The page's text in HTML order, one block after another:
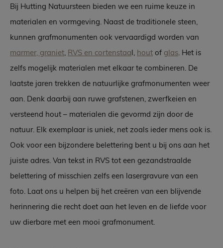
Bij Hutting Natuursteen bieden we een ruime keuze in
materialen en vormgeving. Naast de traditionele steen,
kunnen grafmonumenten ook vervaardigd worden van
marmer, graniet, RVS en cortenstaal, hout of glas. Het is
zelfs mogelijk materialen met elkaar te combineren. De
laatste jaren trekken de natuurlijke grafmonumenten weer
aan. Denk daarbij aan ruwe grafstenen, zwerfkeien en
versteend hout – materialen die gevormd zijn door de
natuur. Elk exemplaar is uniek, net zoals ieder mens ook is.
Ook voor een bijzondere belettering bent u bij ons aan het
juiste adres. Van tekst in RVS tot een gezandstraalde
belettering of misschien zelfs een lasergravure van een
foto. Laat ons u helpen bij het creëren van een blijvende
herinnering die recht doet aan het leven en de liefde voor
uw dierbare met een mooi grafmonument.